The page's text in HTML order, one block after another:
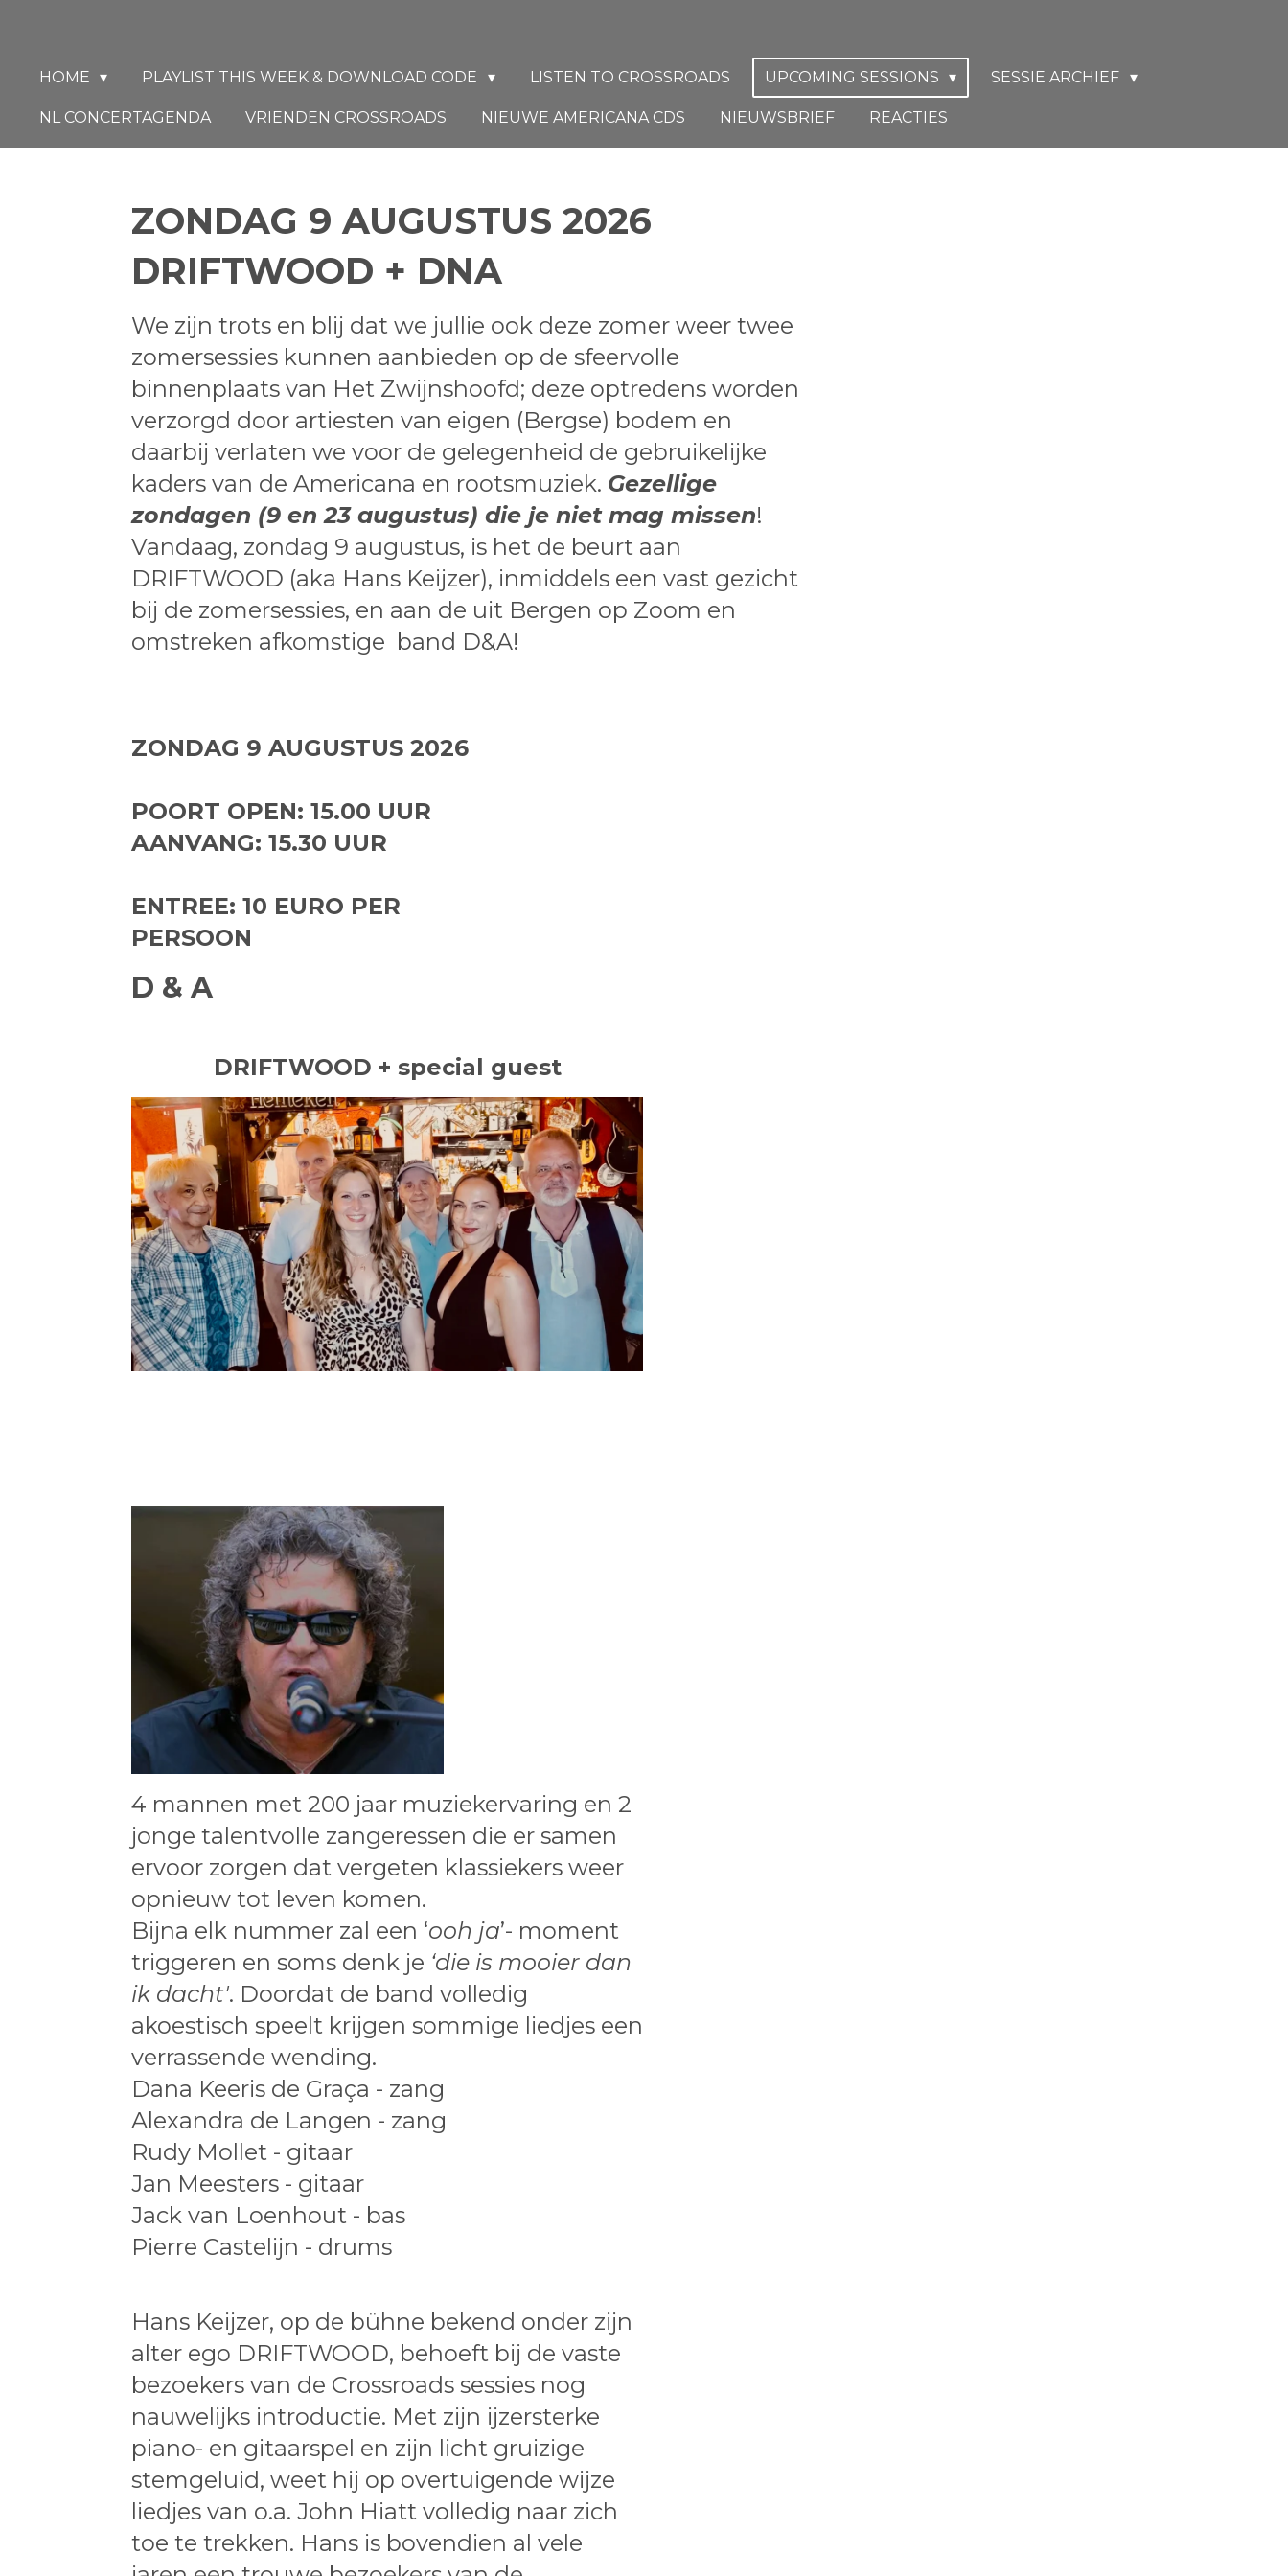
hoofdinhoud
HOME PLAYLIST THIS WEEK & DOWNLOAD CODE LISTEN TO CROSSROADS UPCOMING SESSIONS SESSIE ARCHIEF
NL CONCERTAGENDA VRIENDEN CROSSROADS NIEUWE AMERICANA CDS NIEUWSBRIEF REACTIES
ZONDAG 9 AUGUSTUS 2026
DRIFTWOOD + DNA
We zijn trots en blij dat we jullie ook deze zomer weer twee
zomersessies kunnen aanbieden op de sfeervolle
binnenplaats van Het Zwijnshoofd; deze optredens worden
verzorgd door artiesten van eigen (Bergse) bodem en
daarbij verlaten we voor de gelegenheid de gebruikelijke
kaders van de Americana en rootsmuziek. Gezellige
zondagen (9 en 23 augustus) die je niet mag missen!
Vandaag, zondag 9 augustus, is het de beurt aan
DRIFTWOOD (aka Hans Keijzer), inmiddels een vast gezicht
bij de zomersessies, en aan de uit Bergen op Zoom en
omstreken afkomstige band D&A!
ZONDAG 9 AUGUSTUS 2026
POORT OPEN: 15.00 UUR
AANVANG: 15.30 UUR
ENTREE: 10 EURO PER
PERSOON
D & A
DRIFTWOOD + special guest
4 mannen met 200 jaar muziekervaring en 2
jonge talentvolle zangeressen die er samen
ervoor zorgen dat vergeten klassiekers weer
opnieuw tot leven komen.
Bijna elk nummer zal een ‘ooh ja’- moment
triggeren en soms denk je ‘die is mooier dan
ik dacht'. Doordat de band volledig
akoestisch speelt krijgen sommige liedjes een
verrassende wending.
Dana Keeris de Graça - zang
Alexandra de Langen - zang
Rudy Mollet - gitaar
Jan Meesters - gitaar
Jack van Loenhout - bas
Pierre Castelijn - drums
Hans Keijzer, op de bühne bekend onder zijn
alter ego DRIFTWOOD, behoeft bij de vaste
bezoekers van de Crossroads sessies nog
nauwelijks introductie. Met zijn ijzersterke
piano- en gitaarspel en zijn licht gruizige
stemgeluid, weet hij op overtuigende wijze
liedjes van o.a. John Hiatt volledig naar zich
toe te trekken. Hans is bovendien al vele